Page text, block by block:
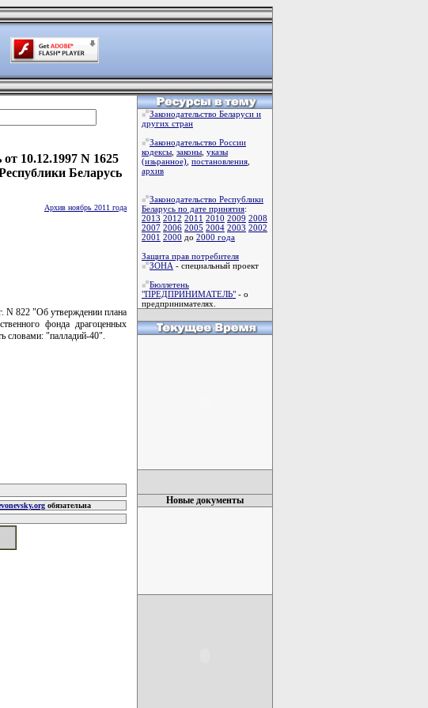
10.12.1997 N 1625
Беларусь
Архив ноябрь 2011 года
N 822 "Об утверждении плана
фонда драгоценных
словами: "палладий-40".
обязательна
Законодательство Беларуси и
других стран
Законодательство России
кодексы законы указы
(изьранное) постановления
архив
Законодательство Республики
Беларусь по дате принятия:
2013 2012 2011 2010 2009 2008
2007 2006 2005 2004 2003 2002
2001 2000 до 2000 года
Защита прав потребителя
ЗОНА - специальный проект
Бюллетень
"ПРЕДПРИНИМАТЕЛЬ" - о
предпринимателях.
Новые документы